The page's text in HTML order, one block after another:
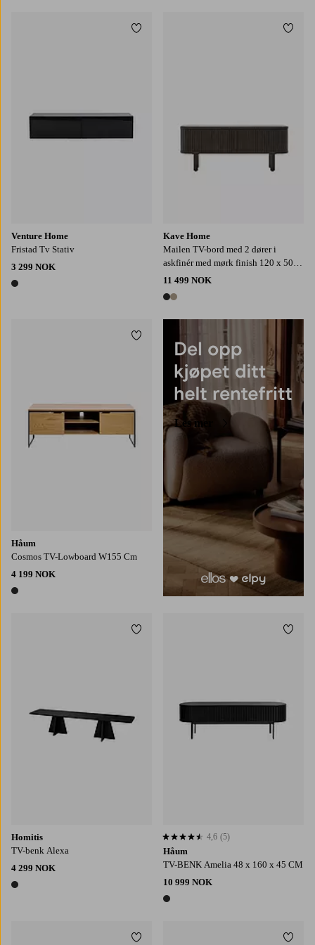
Venture Home
Fristad Tv Stativ
3 299 NOK
1 farge
Legg til favoritter
Kave Home
Mailen TV-bord med 2 dører i
askfinér med mørk finish 120 x 50
cm
11 499 NOK
2 farger
Håum
Cosmos TV-Lowboard W155 Cm
4 199 NOK
1 farge
Legg til favoritter
Les mer
Homitis
TV-benk Alexa
4 299 NOK
1 farge
Legg til favoritter
Håum
TV-BENK Amelia 48 x 160 x 45 CM
10 999 NOK
1 farge
4,6 basert på 5 karaktergivninger
4,6 (5)
Legg til favoritter